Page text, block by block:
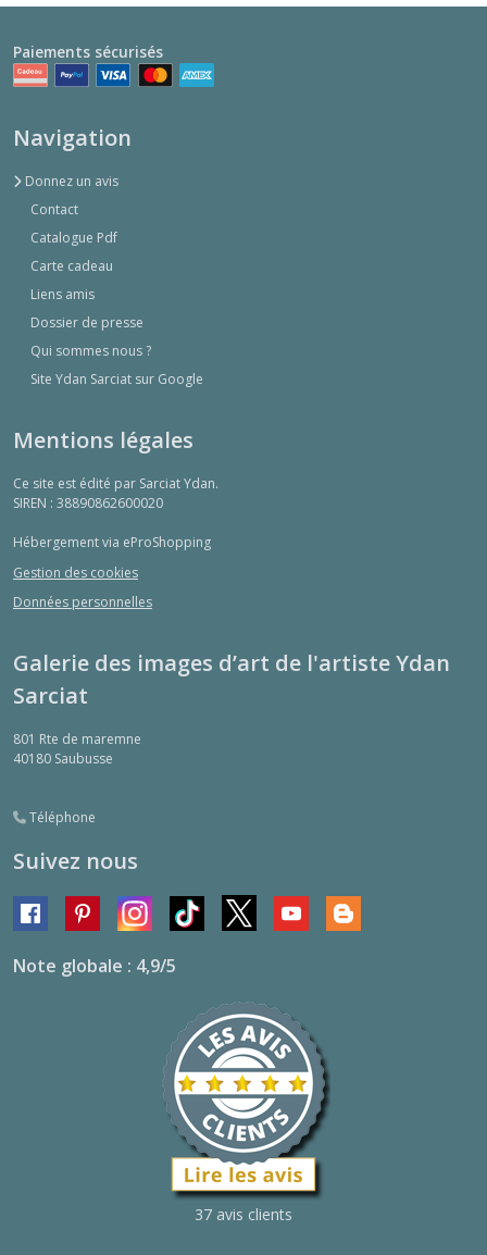
Paiements sécurisés
Navigation
Donnez un avis
Contact
Catalogue Pdf
Carte cadeau
Liens amis
Dossier de presse
Qui sommes nous ?
Site Ydan Sarciat sur Google
Mentions légales
Ce site est édité par Sarciat Ydan.
SIREN : 38890862600020
Hébergement via eProShopping
Gestion des cookies
Données personnelles
Galerie des images d’art de l'artiste Ydan
Sarciat
801 Rte de maremne
40180 Saubusse
Téléphone
Suivez nous
Note globale : 4,9/5
37 avis clients